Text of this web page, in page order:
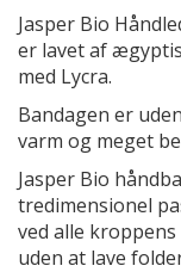
Jasper Bio
er lavet af
med Lycra.
Bandagen er
varm og meget
Jasper Bio
tredimensionel
ved alle
uden at lave